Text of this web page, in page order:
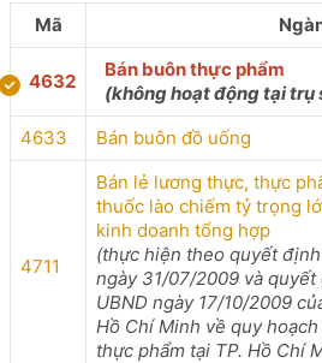
Mã
4632
Bán buôn thực phẩm
(không hoạt động tại trụ
4633
Bán buôn đồ uống
4711
Bán lẻ lương thực, thực
thuốc lào chiếm tỷ trọng
kinh doanh tổng hợp
(thực hiện theo quyết
ngày 31/07/2009 và
UBND ngày 17/10/2009
Hồ Chí Minh về quy
thực phẩm tại TP. Hồ Chí